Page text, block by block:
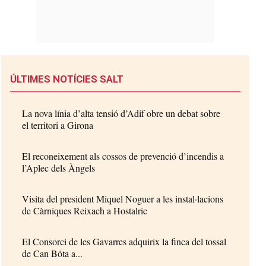
ÚLTIMES NOTÍCIES SALT
La nova línia d’alta tensió d’Adif obre un debat sobre
el territori a Girona
El reconeixement als cossos de prevenció d’incendis a
l’Aplec dels Àngels
Visita del president Miquel Noguer a les instal·lacions
de Càrniques Reixach a Hostalric
El Consorci de les Gavarres adquirix la finca del tossal
de Can Bóta a...